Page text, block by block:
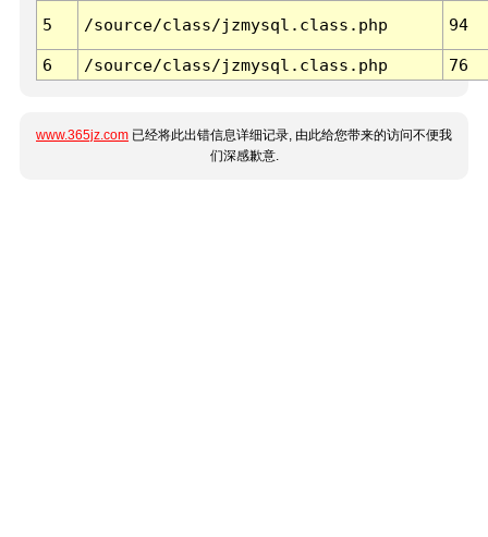
5 /source/class/jzmysql.class.php 94
6 /source/class/jzmysql.class.php 76
www.365jz.com 已经将此出错信息详细记录, 由此给您带来的访问不便我
们深感歉意.